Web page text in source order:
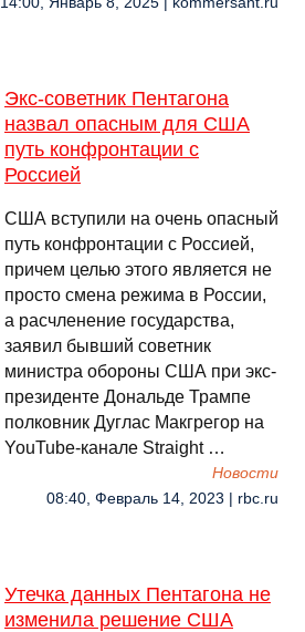
Экс-советник Пентагона
назвал опасным для США
путь конфронтации с
Россией
США вступили на очень опасный
путь конфронтации с Россией,
причем целью этого является не
просто смена режима в России,
а расчленение государства,
заявил бывший советник
министра обороны США при экс-
президенте Дональде Трампе
полковник Дуглас Макгрегор на
YouTube-канале Straight …
Новости
08:40, Февраль 14, 2023 | rbc.ru
Утечка данных Пентагона не
изменила решение США